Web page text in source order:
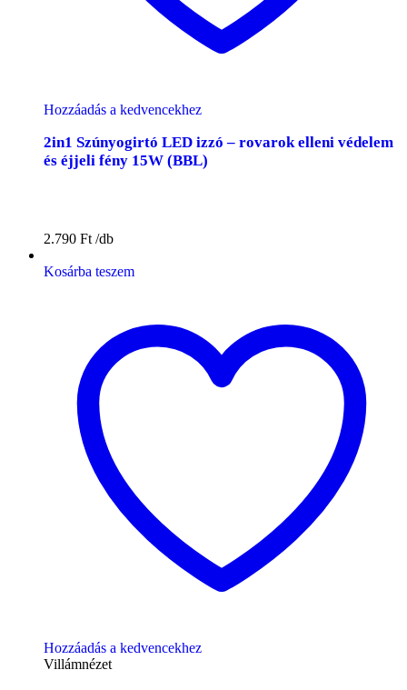
Hozzáadás a kedvencekhez
2in1 Szúnyogirtó LED izzó – rovarok elleni védelem
és éjjeli fény 15W (BBL)
2.790 Ft
Kosárba teszem
Hozzáadás a kedvencekhez
Villámnézet